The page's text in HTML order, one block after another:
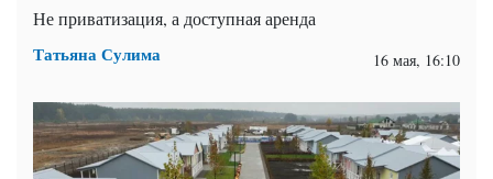
Не приватизация, а доступная аренда
Татьяна Сулима 16 мая, 16:10